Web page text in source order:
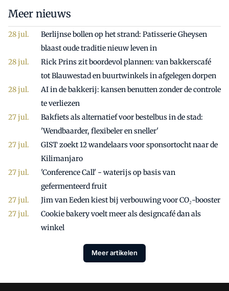
Meer nieuws
Berlijnse bollen op het strand: Patisserie Gheysen
blaast oude traditie nieuw leven in
Rick Prins zit boordevol plannen: van bakkerscafé
tot Blauwestad en buurtwinkels in afgelegen dorpen
AI in de bakkerij: kansen benutten zonder de controle
te verliezen
Bakfiets als alternatief voor bestelbus in de stad:
'Wendbaarder, flexibeler en sneller'
GIST zoekt 12 wandelaars voor sponsortocht naar de
Kilimanjaro
'Conference Call' - waterijs op basis van
gefermenteerd fruit
Jim van Eeden kiest bij verbouwing voor CO₂-booster
Cookie bakery voelt meer als designcafé dan als
winkel
Meer artikelen